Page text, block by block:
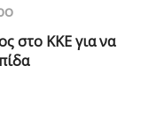
στο ΚΚΕ για να